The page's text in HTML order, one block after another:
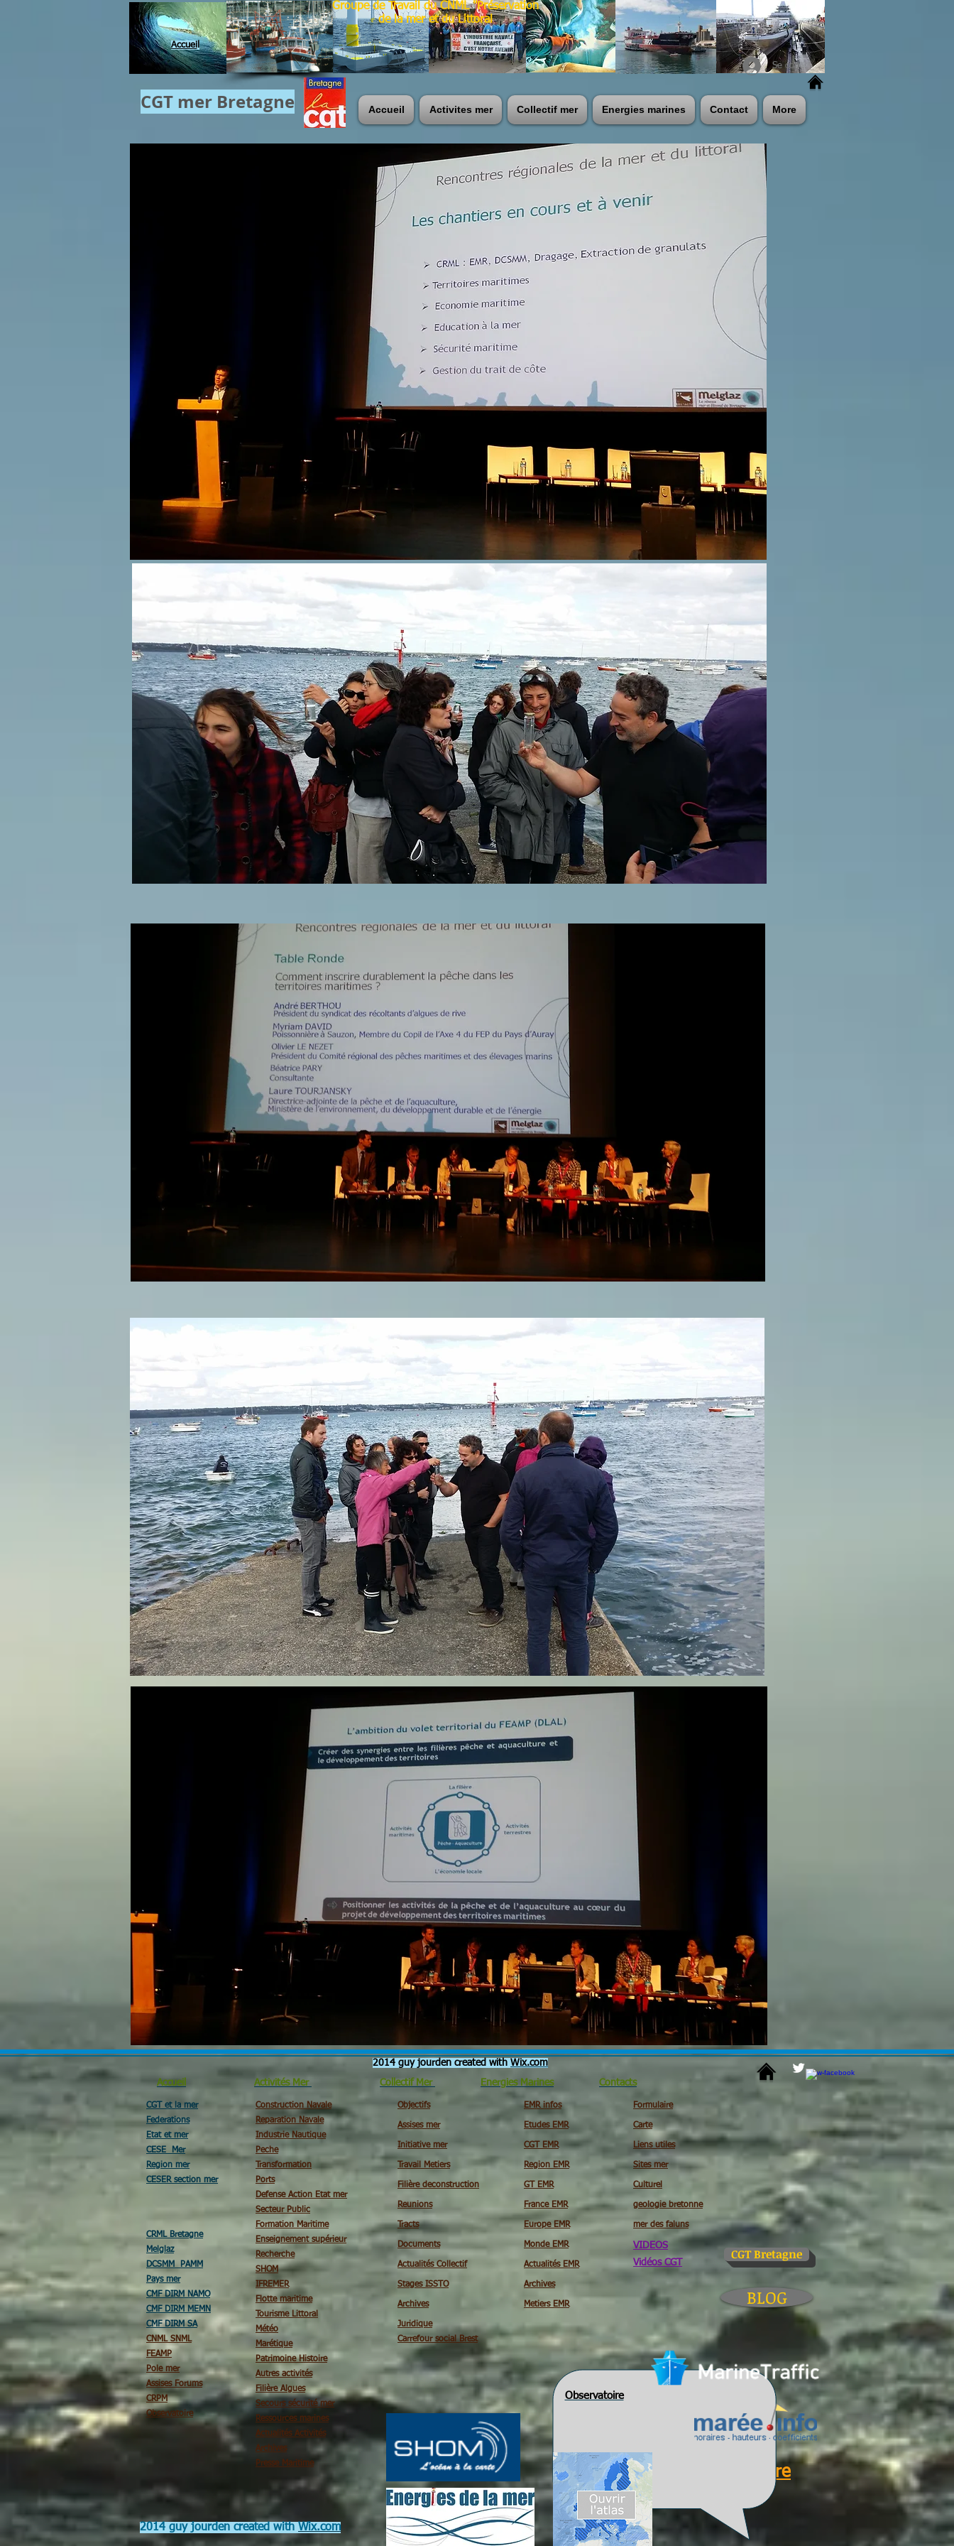
CGT mer​ Bretagne
Accueil
Accueil Activites mer Collectif mer Energies marines Contact More
Se connecter
Groupe de Travail du CNML "Préservation
de la mer et du Littoral
2014 guy jourden created with Wix.com
Accueil
Activités Mer Collectif Mer Energies Marines Contacts
CGT Bretagne
CGT et la mer
Federations
Etat et mer
CESE Mer
Region mer
CESER section mer
CRML Bretagne
Melglaz
DCSMM PAMM
Pays mer
CMF DIRM NAMO
CMF DIRM MEMN
CMF DIRM SA
CNML SNML
FEAMP
Pole mer
Assises Forums
CRPM
Observatoire
Construction Navale
Reparation Navale
Industrie Nautique
Peche
Transformation
Ports
Defense Action Etat mer
Secteur Public
Formation Maritime
Enseignement supérieur
Recherche
SHOM
IFREMER
Flotte maritime
Tourisme Littoral
Météo
Marétique
Patrimoine Histoire
Autres activités
Filière Algues
Secours sécurité mer
Ressources marines
Actualités Activités
Archives
Presse Maritime
Objectifs
Assises mer
Initiative mer
Travail Metiers
Filière deconstruction
Reunions
Tracts
Documents
Actualités Collectif
Stages ISSTO
Archives
Juridique
Carrefour social Brest
EMR infos
Etudes EMR
CGT EMR
Region EMR
GT EMR
France EMR
Europe EMR
Monde EMR
Actualités EMR
Archives
Metiers EMR
Formulaire
Carte
Liens utiles
Sites mer
Culturel
geologie bretonne
mer des faluns
VIDEOS
Vidéos CGT
BLOG
Glossaire
Observatoire
2014 guy jourden created with Wix.com